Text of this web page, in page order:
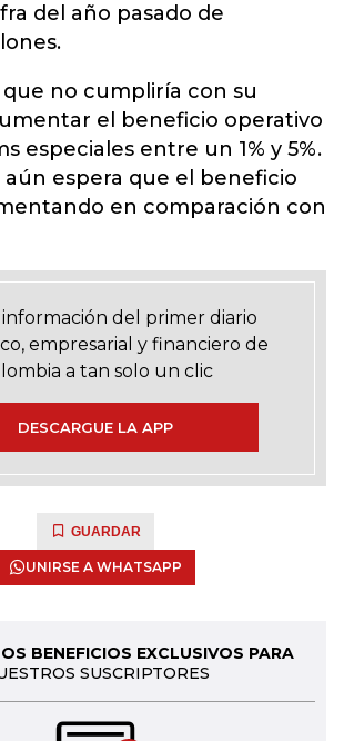
del año pasado de
no cumpliría con su
el beneficio operativo
especiales entre un 1% y 5%.
espera que el beneficio
en comparación con
información del primer diario
empresarial y financiero de
a tan solo un clic
DESCARGUE LA APP
GUARDAR
UNIRSE A WHATSAPP
BENEFICIOS EXCLUSIVOS PARA
SUSCRIPTORES